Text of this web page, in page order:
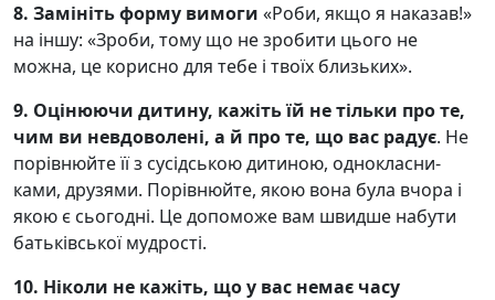
8. Замініть форму вимоги «Роби, якщо я наказав!»
на іншу: «Зроби, тому що не зробити цього не
можна, це корисно для тебе і твоїх близь­ких».
9. Оцінюючи дитину, кажіть їй не тільки про те,
чим ви невдоволені, а й про те, що вас радує. Не
порівнюйте її з сусідською дитиною, однокласни­
ками, друзями. Порівнюйте, якою во­на була вчора і
якою є сьогодні. Це допоможе вам швидше набути
батькі­вської мудрості.
10. Ніколи не кажіть, що у вас не­має часу